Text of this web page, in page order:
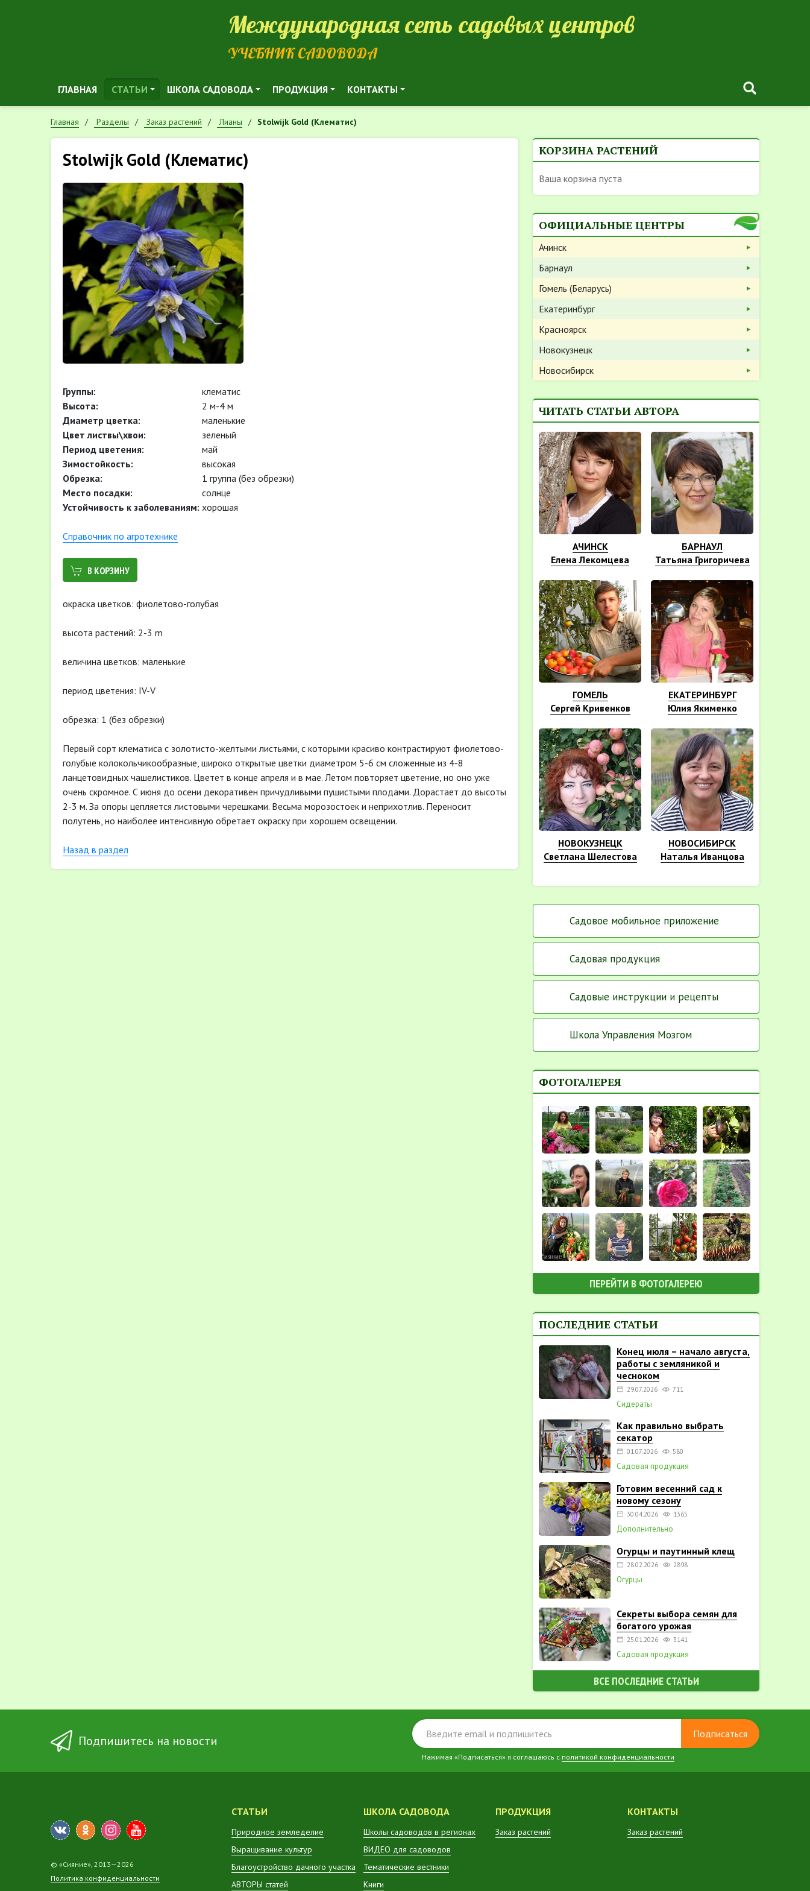
Международная сеть садовых центров
УЧЕБНИК САДОВОДА
ГЛАВНАЯ СТАТЬИ ШКОЛА САДОВОДА ПРОДУКЦИЯ КОНТАКТЫ
Главная Разделы Заказ растений Лианы Stolwijk Gold (Клематис)
Stolwijk Gold (Клематис)
Группы:
клематис
Высота:
2 м-4 м
Диаметр цветка:
маленькие
Цвет листвы\хвои:
зеленый
Период цветения:
май
Зимостойкость:
высокая
Обрезка:
1 группа (без обрезки)
Место посадки:
солнце
Устойчивость к заболеваниям: хорошая
Cправочник по агротехнике
В КОРЗИНУ
окраска цветков: фиолетово-голубая
высота растений: 2-3 m
величина цветков: маленькие
период цветения: IV-V
обрезка: 1 (без обрезки)
Первый сорт клематиса с золотисто-желтыми листьями, с которыми красиво контрастируют фиолетово-
голубые колокольчикообразные, широко открытые цветки диаметром 5-6 см сложенные из 4-8
ланцетовидных чашелистиков. Цветет в конце апреля и в мае. Летом повторяет цветение, но оно уже
очень скромное. С июня до осени декоративен причудливыми пушистыми плодами. Дорастает до высоты
2-3 м. За опоры цепляется листовыми черешками. Весьма морозостоек и неприхотлив. Переносит
полутень, но наиболее интенсивную обретает окраску при хорошем освещении.
Назад в раздел
КОРЗИНА РАСТЕНИЙ
Ваша корзина пуста
ОФИЦИАЛЬНЫЕ ЦЕНТРЫ
Ачинск
Барнаул
Гомель (Беларусь)
Екатеринбург
Красноярск
Новокузнецк
Новосибирск
ЧИТАТЬ СТАТЬИ АВТОРА
АЧИНСК
Елена Лекомцева
БАРНАУЛ
Татьяна Григоричева
ГОМЕЛЬ
Сергей Кривенков
ЕКАТЕРИНБУРГ
Юлия Якименко
НОВОКУЗНЕЦК
Светлана Шелестова
НОВОСИБИРСК
Наталья Иванцова
Садовое мобильное приложение
Садовая продукция
Садовые инструкции и рецепты
Школа Управления Мозгом
ФОТОГАЛЕРЕЯ
ПЕРЕЙТИ В ФОТОГАЛЕРЕЮ
ПОСЛЕДНИЕ СТАТЬИ
Конец июля – начало августа,
работы с земляникой и
чесноком
29.07.2026 711
Сидераты
Как правильно выбрать
секатор
01.07.2026 580
Садовая продукция
Готовим весенний сад к
новому сезону
30.04.2026 1365
Дополнительно
Огурцы и паутинный клещ
28.02.2026 2898
Огурцы
Секреты выбора семян для
богатого урожая
25.01.2026 3141
Садовая продукция
ВСЕ ПОСЛЕДНИЕ СТАТЬИ
Подпишитесь на новости Подписаться
Нажимая «Подписаться» я соглашаюсь с политикой конфиденциальности
© «Сияние», 2013—2026
Политика конфиденциальности
СТАТЬИ
Природное земледелие
Выращивание культур
Благоустройство дачного участка
АВТОРЫ статей
ШКОЛА САДОВОДА
Школы садоводов в регионах
ВИДЕО для садоводов
Тематические вестники
Книги
ПРОДУКЦИЯ
Заказ растений
КОНТАКТЫ
Заказ растений